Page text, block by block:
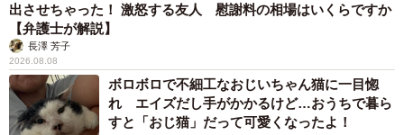
エヴァVSガンダム
— なつは_厨二病の人_27.28ニコ超� (@bwd1004)May 11,
2024
――今回は因縁の対決となってしまいましたが、普段くろ
出させちゃった！ 激怒する友人 慰謝料の相場はいくらですか
【弁護士が解説】
長澤 芳子
2026.08.08
ボロボロで不細工なおじいちゃん猫に一目惚
れ エイズだし手がかかるけど…おうちで暮ら
すと「おじ猫」だって可愛くなったよ！